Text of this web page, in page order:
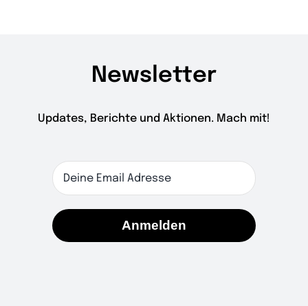
Newsletter
Updates, Berichte und Aktionen. Mach mit!
Anmelden